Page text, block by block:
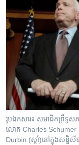
ចូល​
ទៅ​
ទំព័រ​
ចូល​
ទៅ​
កាន់​
ទំព័រ​
ទូរទស្សន៍ / វីដេអូ​
វិទ្យុ / ផតខាសថ៍
កម្មវិធីទាំងអស់
Khmer English
បណ្តាញ​សង្គម
ភាសា
រូប​ឯកសារ៖ ​សមាជិក​ព្រឹទ្ធស
លោក Charles Schumer
Durbin (ស្តាំ)​នៅ​ក្នុង​សន្និ